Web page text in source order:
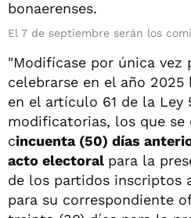
El 7 de septiembre serán los
"Modifícase por única vez
celebrarse en el año
en el artículo 61 de la Ley
modificatorias, los que se
cincuenta (50) días
acto electoral para la
de los partidos inscriptos
para su correspondiente